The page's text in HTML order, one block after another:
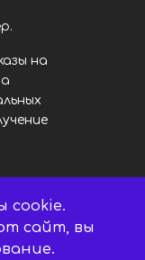
на
cookie.
сайт, вы